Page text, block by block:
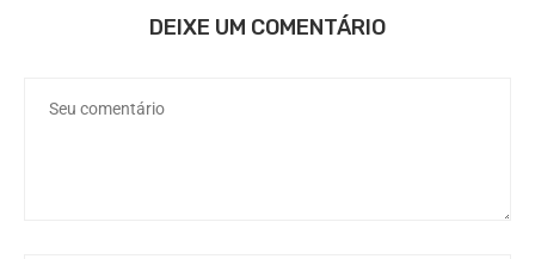
DEIXE UM COMENTÁRIO